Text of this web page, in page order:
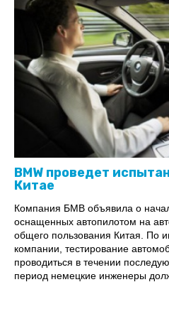
BMW проведет
Китае
Компания БМВ объявила о
оснащенных автопилотом на
общего пользования Китая. По
компании, тестирование
проводиться в течении
период немецкие инженеры